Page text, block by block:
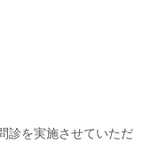
診を実施させていただ